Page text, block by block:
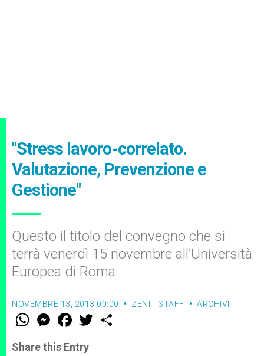
"Stress lavoro-correlato.
Valutazione, Prevenzione e
Gestione"
Questo il titolo del convegno che si
terrà venerdì 15 novembre all’Università
Europea di Roma
NOVEMBRE 13, 2013 00:00 ZENIT STAFF ARCHIVI
W
t
s
M
e
s
e
F
a
e
b
w
Share this Entry